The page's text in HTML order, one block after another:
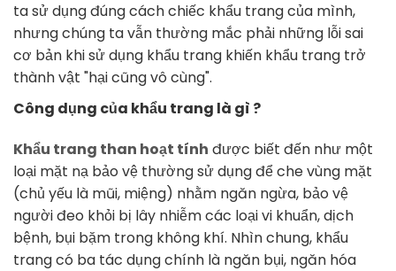
ta sử dụng đúng cách chiếc khẩu trang của mình,
nhưng chúng ta vẫn thường mắc phải những lỗi sai
cơ bản khi sử dụng khẩu trang khiến khẩu trang trở
thành vật "hại cũng vô cùng".
Công dụng của khẩu trang là gì ?
Khẩu trang than hoạt tính được biết đến như một
loại mặt nạ bảo vệ thường sử dụng để che vùng mặt
(chủ yếu là mũi, miệng) nhằm ngăn ngừa, bảo vệ
người đeo khỏi bị lây nhiễm các loại vi khuẩn, dịch
bệnh, bụi bặm trong không khí. Nhìn chung, khẩu
trang có ba tác dụng chính là ngăn bụi, ngăn hóa